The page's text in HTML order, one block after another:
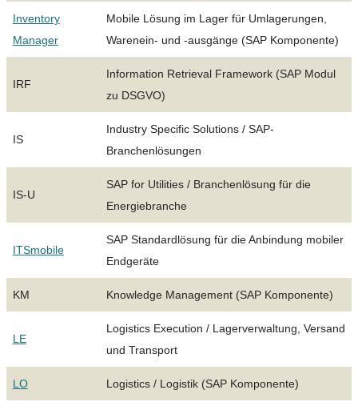
Inventory
Manager
Mobile Lösung im Lager für Umlagerungen,
Warenein- und -ausgänge (SAP Komponente)
IRF
Information Retrieval Framework (SAP Modul
zu DSGVO)
IS
Industry Specific Solutions / SAP-
Branchenlösungen
IS-U
SAP for Utilities / Branchenlösung für die
Energiebranche
ITSmobile
SAP Standardlösung für die Anbindung mobiler
Endgeräte
KM Knowledge Management (SAP Komponente)
LE
Logistics Execution / Lagerverwaltung, Versand
und Transport
LO Logistics / Logistik (SAP Komponente)